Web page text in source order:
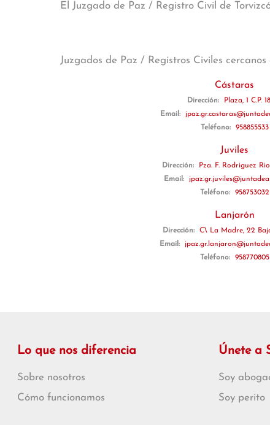
El Juzgado de Paz / Registro Civil de
Juzgados de Paz / Registros Civiles
Cástaras
Dirección:
Plaza, 1 C.P.
Email:
Teléfono:
958855533
Juviles
Dirección:
Pza. F. Rodriguez
Email:
Teléfono:
958753032
Lanjarón
Dirección:
C\ La Madre, 22 Bajo
Email:
Teléfono:
958770805
Lo que nos diferencia
Sobre nosotros
Cómo funcionamos
Únete a
Soy
Soy perito